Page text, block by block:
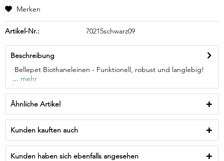
Merken
Artikel-Nr.: 70215schwarz09
Beschreibung
Bellepet Biothaneleinen - Funktionell, robust und langlebig!
... mehr
Ähnliche Artikel
Kunden kauften auch
Kunden haben sich ebenfalls angesehen